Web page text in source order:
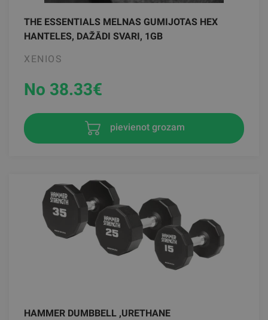
THE ESSENTIALS MELNAS GUMIJOTAS HEX
HANTELES, DAŽĀDI SVARI, 1GB
XENIOS
No 38.33€
pievienot grozam
HAMMER DUMBBELL ,URETHANE